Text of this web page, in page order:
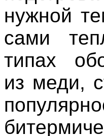
нужной
сами
типах
из меди,